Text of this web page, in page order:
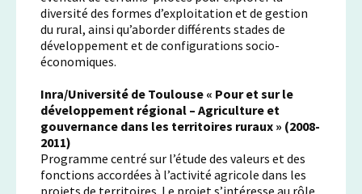
diversité des formes d’exploitation et de gestion
du rural, ainsi qu’aborder différents stades de
développement et de configurations socio-
économiques.
Inra/Université de Toulouse « Pour et sur le
développement régional – Agriculture et
gouvernance dans les territoires ruraux » (2008-
2011)
Programme centré sur l’étude des valeurs et des
fonctions accordées à l’activité agricole dans les